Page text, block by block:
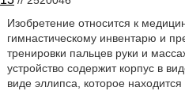
Изобретение относится к
гимнастическому инвентарю и
тренировки пальцев руки и
устройство содержит корпус в
виде эллипса, которое